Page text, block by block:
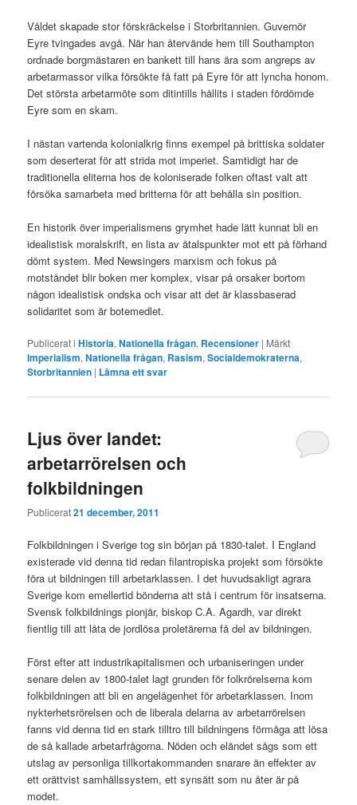
Våldet skapade stor förskräckelse i Storbritannien. Guvernör
Eyre tvingades avgå. När han återvände hem till Southampton
ordnade borgmästaren en bankett till hans ära som angreps av
arbetarmassor vilka försökte få fatt på Eyre för att lyncha honom.
Det största arbetarmöte som ditintills hållits i staden fördömde
Eyre som en skam.
I nästan vartenda kolonialkrig finns exempel på brittiska soldater
som deserterat för att strida mot imperiet. Samtidigt har de
traditionella eliterna hos de koloniserade folken oftast valt att
försöka samarbeta med britterna för att behålla sin position.
En historik över imperialismens grymhet hade lätt kunnat bli en
idealistisk moralskrift, en lista av åtalspunkter mot ett på förhand
dömt system. Med Newsingers marxism och fokus på
motståndet blir boken mer komplex, visar på orsaker bortom
någon idealistisk ondska och visar att det är klassbaserad
solidaritet som är botemedlet.
Publicerat i Historia,Nationella frågan, Recensioner | Märkt
Imperialism,Nationella frågan, Rasism,Socialdemokraterna,
Storbritannien | Lämna ett svar
Ljus över landet:
arbetarrörelsen och
folkbildningen
Publicerat21 december, 2011
Folkbildningen i Sverige tog sin början på 1830-talet. I England
existerade vid denna tid redan filantropiska projekt som försökte
föra ut bildningen till arbetarklassen. I det huvudsakligt agrara
Sverige kom emellertid bönderna att stå i centrum för insatserna.
Svensk folkbildnings pionjär, biskop C.A. Agardh, var direkt
fientlig till att låta de jordlösa proletärerna få del av bildningen.
Först efter att industrikapitalismen och urbaniseringen under
senare delen av 1800-talet lagt grunden för folkrörelserna kom
folkbildningen att bli en angelägenhet för arbetarklassen. Inom
nykterhetsrörelsen och de liberala delarna av arbetarrörelsen
fanns vid denna tid en stark tilltro till bildningens förmåga att lösa
de så kallade arbetarfrågorna. Nöden och eländet sågs som ett
utslag av personliga tillkortakommanden snarare än effekter av
ett orättvist samhällssystem, ett synsätt som nu åter är på
modet.